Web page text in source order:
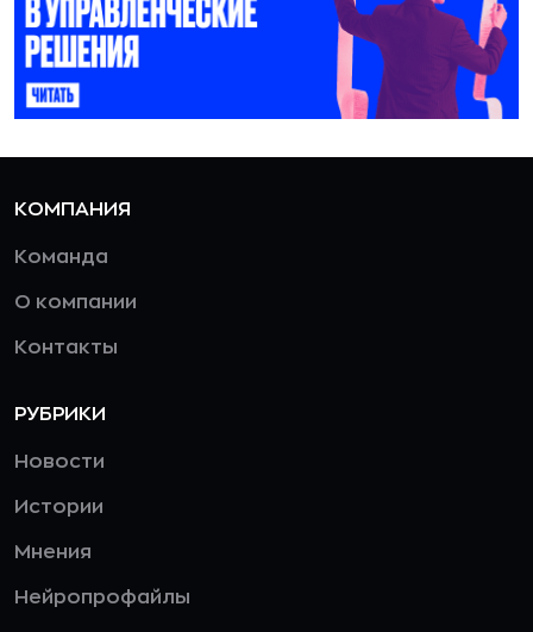
КОМПАНИЯ
Команда
О компании
Контакты
РУБРИКИ
Новости
Истории
Мнения
Нейропрофайлы